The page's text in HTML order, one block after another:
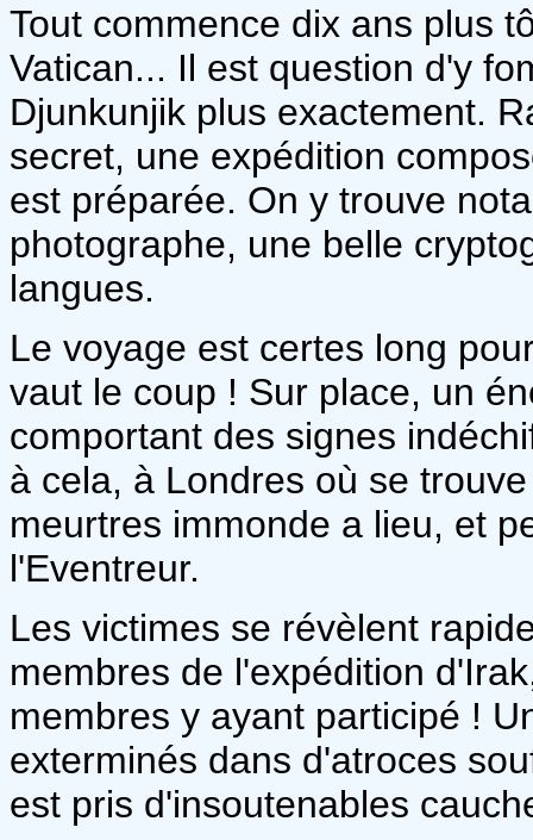
Tout commence dix ans plus
Vatican... Il est question d'y
Djunkunjik plus exactement.
secret, une expédition
est préparée. On y trouve
photographe, une belle
langues.
Le voyage est certes long
vaut le coup ! Sur place, un
comportant des signes
à cela, à Londres où se
meurtres immonde a lieu, et
l'Eventreur.
Les victimes se révèlent
membres de l'expédition
membres y ayant participé !
exterminés dans d'atroces
est pris d'insoutenables